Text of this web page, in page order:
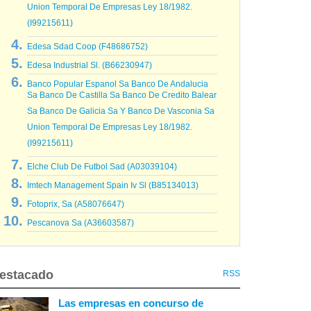
Union Temporal De Empresas Ley 18/1982.
(I99215611)
Edesa Sdad Coop (F48686752)
Edesa Industrial Sl. (B66230947)
Banco Popular Espanol Sa Banco De Andalucia
Sa Banco De Castilla Sa Banco De Credito Balear
Sa Banco De Galicia Sa Y Banco De Vasconia Sa
Union Temporal De Empresas Ley 18/1982.
(I99215611)
Elche Club De Futbol Sad (A03039104)
Imtech Management Spain Iv Sl (B85134013)
Fotoprix, Sa (A58076647)
Pescanova Sa (A36603587)
RSS
Las empresas en concurso de